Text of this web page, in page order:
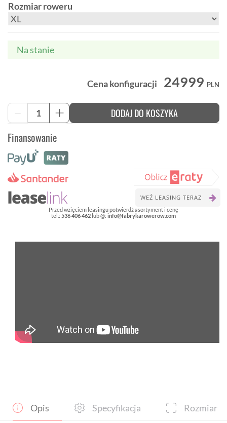
Rozmiar roweru
Na stanie
Cena konfiguracji 24999 PLN
-
ilość
Trek
SL
7
AXS
Gen
3
z
włókna
węglowego
+ DODAJ DO KOSZYKA
Finansowanie
WEŹ LEASING TERAZ
Przed wzięciem leasingu potwierdź asortyment i cenę
tel.: 536 406 462 lub @: info@fabrykarowerow.com
Opis Specyfikacja Rozmiar